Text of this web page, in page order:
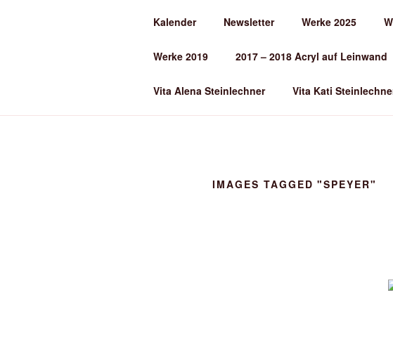
ALENA
Kalender Newsletter Werke 2025
Werke 2019 2017 – 2018 Acryl auf Leinwand
Vita Alena Steinlechner Vita Kati
IMAGES TAGGED "SPEYER"